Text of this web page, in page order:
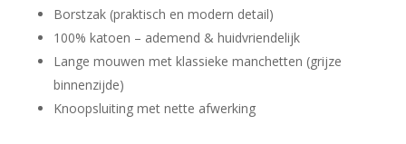
Borstzak (praktisch en modern detail)
100% katoen – ademend & huidvriendelijk
Lange mouwen met klassieke manchetten (grijze
binnenzijde)
Knoopsluiting met nette afwerking